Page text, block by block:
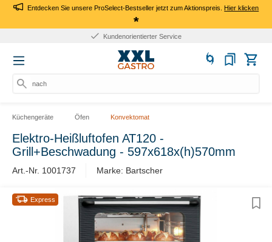
Entdecken Sie unsere ProSelect-Bestseller jetzt zum Aktionspreis.Hier klicken
*
Kundenorientierter Service
nach P
Küchengeräte Öfen Konvektomat
Elektro-Heißluftofen AT120 -
Grill+Beschwadung - 597x618x(h)570mm
Art.-Nr. 1001737 Marke: Bartscher
Express